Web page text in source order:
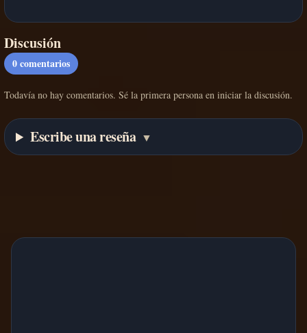
Discusión
0comentarios
Todavía no hay comentarios. Sé la primera persona en iniciar la discusión.
Escribe una reseña ▼